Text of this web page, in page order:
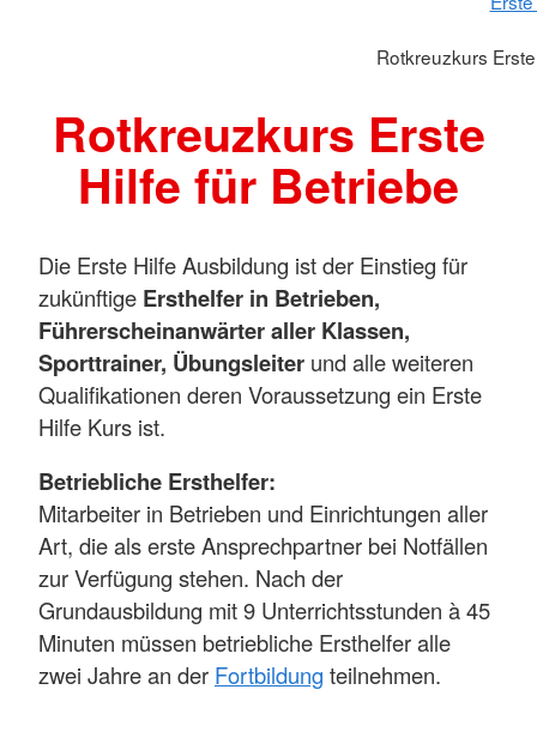
Rotkreuzkurs
Rotkreuzkurs Erste
Hilfe für Betriebe
Die Erste Hilfe Ausbildung ist der Einstieg für
zukünftige Ersthelfer in Betrieben,
Führerscheinanwärter aller Klassen,
Sporttrainer, Übungsleiter und alle weiteren
Qualifikationen deren Voraussetzung ein Erste
Hilfe Kurs ist.
Betriebliche Ersthelfer:
Mitarbeiter in Betrieben und Einrichtungen aller
Art, die als erste Ansprechpartner bei Notfällen
zur Verfügung stehen. Nach der
Grundausbildung mit 9 Unterrichtsstunden à 45
Minuten müssen betriebliche Ersthelfer alle
zwei Jahre an der Fortbildung teilnehmen.